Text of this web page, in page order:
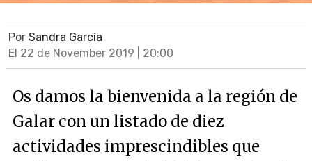
Por Sandra García
El 22 de November 2019 | 20:00
Os damos la bienvenida a la región de
Galar con un listado de diez
actividades imprescindibles que